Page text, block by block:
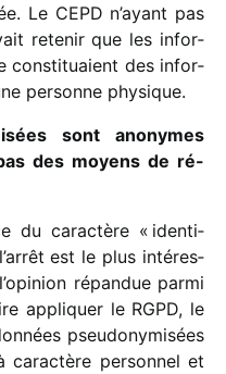
Le CEPD n’ayant pas
rete­nir que les infor­
consti­tuaient des infor­
personne physique.
sont anonymes
des moyens de ré-
du carac­tère « iden­ti­
est le plus inté­res­
répan­due parmi
appli­quer le RGPD, le
pseu­do­ny­mi­sées
carac­tère person­nel et